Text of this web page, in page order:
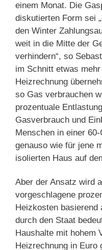
einem Monat. Die
diskutierten Form sei
den Winter
weit in die Mitte der
verhindern“, so
im Schnitt etwas
Heizrechnung
so Gas verbrauchen
prozentuale
Gasverbrauch und
Menschen in einer
genauso wie für jene
isolierten Haus auf
Aber der Ansatz wird
vorgeschlagene
Heizkosten basierend
durch den Staat
Haushalte mit hohem
Heizrechnung in